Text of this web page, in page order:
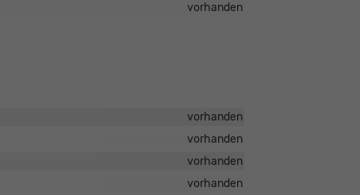
vorhanden
vorhanden
vorhanden
vorhanden
vorhanden